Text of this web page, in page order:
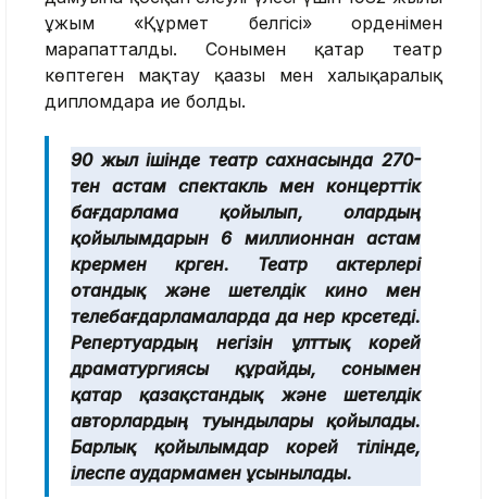
ұжым «Құрмет белгісі» орденімен
марапатталды. Сонымен қатар театр
көптеген мақтау қағазы мен халықаралық
дипломдарға ие болды.
90 жыл ішінде театр сахнасында 270-
тен астам спектакль мен концерттік
бағдарлама қойылып, олардың
қойылымдарын 6 миллионнан астам
көрермен көрген. Театр актерлері
отандық және шетелдік кино мен
телебағдарламаларда да өнер көрсетеді.
Репертуардың негізін ұлттық корей
драматургиясы құрайды, сонымен
қатар қазақстандық және шетелдік
авторлардың туындылары қойылады.
Барлық қойылымдар корей тілінде,
ілеспе аудармамен ұсынылады.